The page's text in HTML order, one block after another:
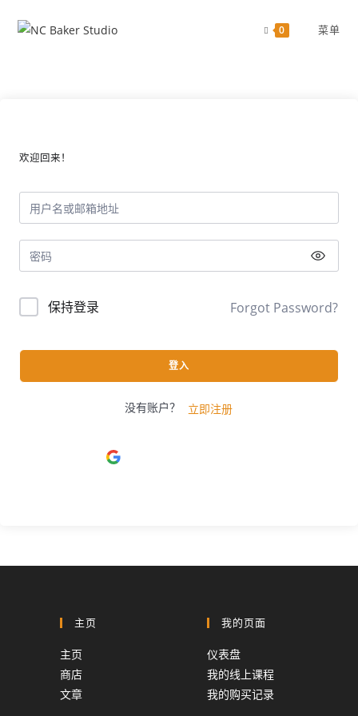
0 菜单
欢迎回来！
保持登录 Forgot Password?
登入
没有账户？ 立即注册
主页
主页
商店
文章
我的页面
仪表盘
我的线上课程
我的购买记录